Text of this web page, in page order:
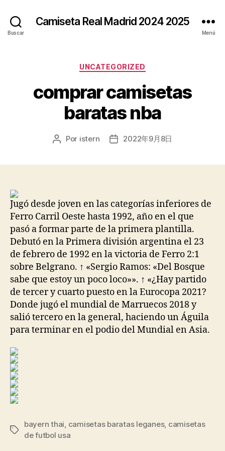
Buscar
Camiseta Real Madrid 2024 2025
Menú
Categorías
UNCATEGORIZED
comprar camisetas
baratas nba
Autor
Por istern
Fecha2022年9月8日
Jugó desde joven en las categorías inferiores de
Ferro Carril Oeste hasta 1992, año en el que
pasó a formar parte de la primera plantilla.
Debutó en la Primera división argentina el 23
de febrero de 1992 en la victoria de Ferro 2:1
sobre Belgrano. ↑ «Sergio Ramos: «Del Bosque
sabe que estoy un poco loco»». ↑ «¿Hay partido
de tercer y cuarto puesto en la Eurocopa 2021?
Donde jugó el mundial de Marruecos 2018 y
salió tercero en la general, haciendo un Águila
para terminar en el podio del Mundial en Asia.
Etiquetas
bayern thai, camisetas baratas leganes, camisetas
de futbol usa